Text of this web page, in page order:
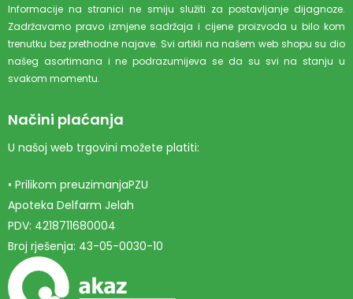
Informacije na stranici ne smiju služiti za postavljanje dijagnoze.
Zadržavamo pravo izmjene sadržaja i cijene proizvoda u bilo kom
trenutku bez prethodne najave. Svi artikli na našem web shopu su dio
našeg asortimana i ne podrazumijeva se da su svi na stanju u
svakom momentu.
Načini plaćanja
U našoj web trgovini možete platiti:
• Prilikom preuzimanjaPZU
Apoteka Delfarm Jelah
PDV: 4218711680004
Broj rješenja: 43-05-0030-10